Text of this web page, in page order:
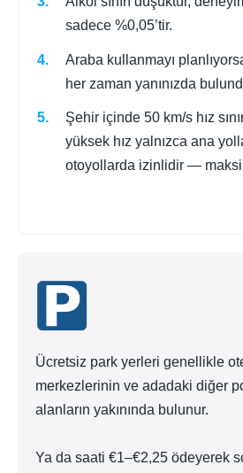
sadece %0,05’tir.
Araba kullanmayı
her zaman yanınızda
Şehir içinde 50 km/s hız
yüksek hız yalnızca ana
otoyollarda izinlidir —
Ücretsiz park yerleri genellikle
merkezlerinin ve adadaki diğer
alanların yakınında bulunur.
Ya da saati €1–€2,25 ödeyerek